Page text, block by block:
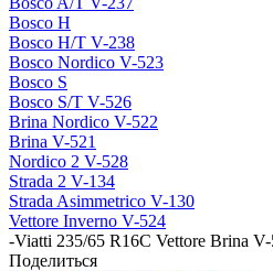
Bosco H
Bosco H/T V-238
Bosco Nordico V-523
Bosco S
Bosco S/T V-526
Brina Nordico V-522
Brina V-521
Nordico 2 V-528
Strada 2 V-134
Strada Asimmetrico V-130
Vettore Inverno V-524
-Viatti 235/65 R16C Vettore Brina V-
Поделиться